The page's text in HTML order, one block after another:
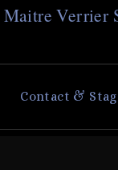
MaitreVerrier
Contact &